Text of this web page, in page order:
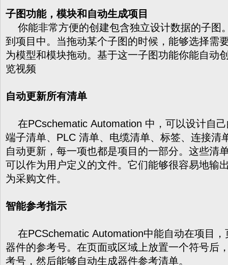
子图功能，模块和自动生成项目
你能非常方便的创建包含独立设计数据的子图
到项目中。当拖动某个子图的时候，能够选择需
为模型和模块拖动。基于这一子图功能你能自动
览视频
自动更新所有清单
在PCschematic Automation 中，可以设计自
端子清单、PLC 清单、电缆清单、标签、连接清
自动更新，每一项也都是项目的一部分。这些清
可以作为用户定义的文件。它们能够很容易地输
为采购文件。
智能参考指示
在PCSchematic Automation中能自动在项目，
器件的参考号。在页面或区域上放置一个符号后
考号，然后能够自动生成器件参考清单。